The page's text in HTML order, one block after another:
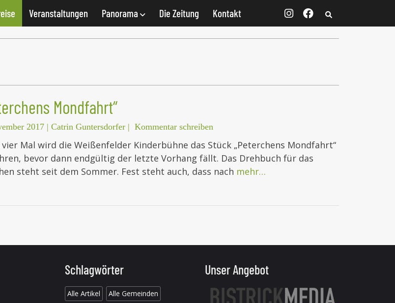
Veranstaltungen Panorama Die Zeitung Kontakt
Mondfahrt“
2017 | Catrin Guntersdorfer | Kommentar schreiben
vier Mal wird die Weißenfelder Kinderbühne das Stück „Peterchens Mondfahrt“
bevor dann endgültig der letzte Vorhang fällt. Das Drehbuch für das
steht seit dem Sommer. Fest steht auch, dass nach mehr…
Schlagwörter
Alle Artikel Alle Gemeinden
Unser Angebot